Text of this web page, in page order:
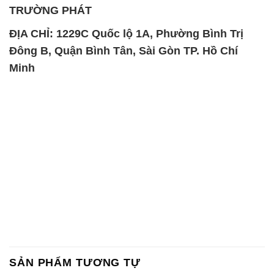
TRƯỜNG PHÁT
ĐỊA CHỈ: 1229C Quốc lộ 1A, Phường Bình Trị
Đông B, Quận Bình Tân, Sài Gòn TP. Hồ Chí
Minh
SẢN PHẨM TƯƠNG TỰ